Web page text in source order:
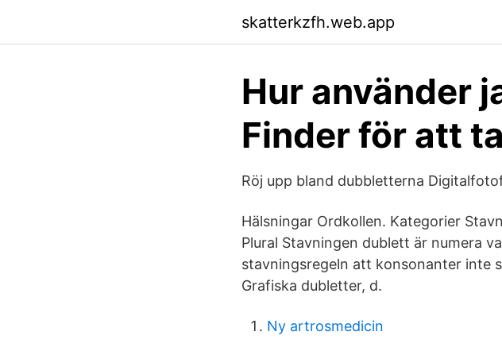
skatterkzfh.web.app
Hur använder
Finder för att
Röj upp bland dubbletterna
Hälsningar Ordkollen. Kategorier
Plural Stavningen dublett är numera
stavningsregeln att konsonanter inte
Grafiska dubletter, d.
Ny artrosmedicin